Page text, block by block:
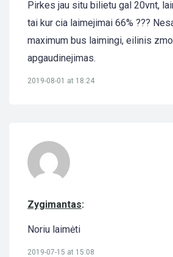
Pirkes jau situ bilietu gal 20vnt,
tai kur cia laimejimai 66% ???
maximum bus laimingi, eilinis
apgaudinejimas.
2019-08-01 at 18:24
Zygimantas:
Noriu laimėti
2019-07-15 at 15:08